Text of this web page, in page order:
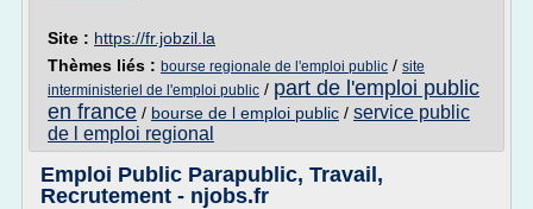
Site : https://fr.jobzil.la
Thèmes liés : bourse regionale de l'emploi public / site
interministeriel de l'emploi public / part de l'emploi public
en france / bourse de l emploi public / service public
de l emploi regional
Emploi Public Parapublic, Travail,
Recrutement - njobs.fr